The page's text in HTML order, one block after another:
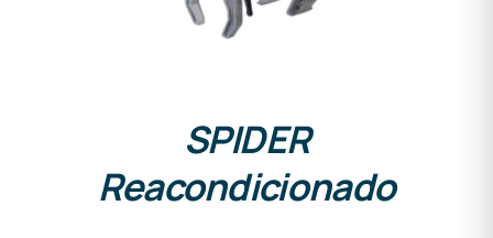
SPIDER
Reacondicionado